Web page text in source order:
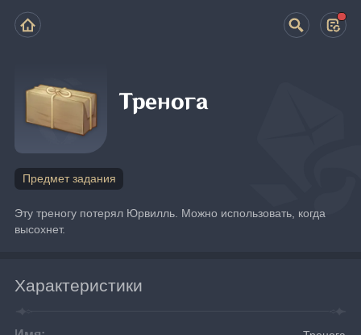
Тренога
Предмет задания
Эту треногу потерял Юрвилль. Можно использовать, когда
высохнет.
Характеристики